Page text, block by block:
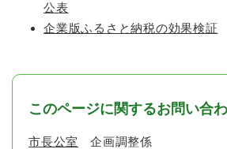
公表
企業版ふるさと納税の効果検証
このページに関するお問い合
市長公室 企画調整係